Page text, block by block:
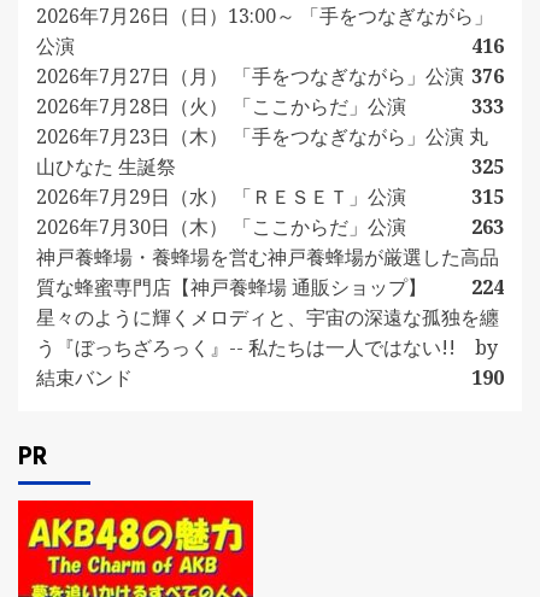
2026年7月26日（日）13:00～ 「手をつなぎながら」
公演
416
2026年7月27日（月） 「手をつなぎながら」公演 376
2026年7月28日（火） 「ここからだ」公演
333
2026年7月23日（木） 「手をつなぎながら」公演 丸
山ひなた 生誕祭
325
2026年7月29日（水） 「ＲＥＳＥＴ」公演
315
2026年7月30日（木） 「ここからだ」公演
263
神戸養蜂場・養蜂場を営む神戸養蜂場が厳選した高品
質な蜂蜜専門店【神戸養蜂場 通販ショップ】
224
星々のように輝くメロディと、宇宙の深遠な孤独を纏
う『ぼっちざろっく』-- 私たちは一人ではない!! by
結束バンド
190
PR